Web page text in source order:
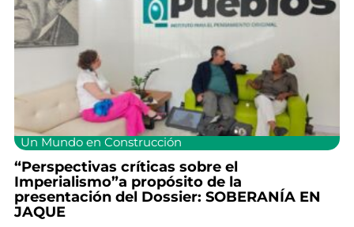
Un Mundo en Construcción
“Perspectivas críticas sobre el
Imperialismo”a propósito de la
presentación del Dossier: SOBERANÍA EN
JAQUE